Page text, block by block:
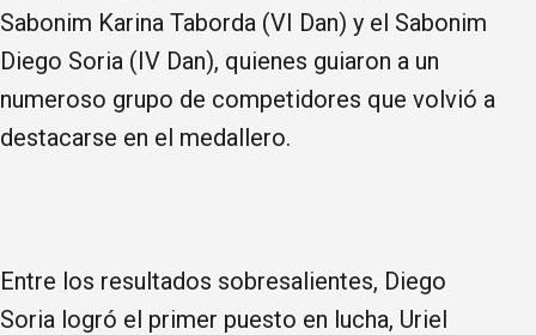
Sabonim Karina Taborda (VI Dan) y el Sabonim
Diego Soria (IV Dan), quienes guiaron a un
numeroso grupo de competidores que volvió a
destacarse en el medallero.
Entre los resultados sobresalientes, Diego
Soria logró el primer puesto en lucha, Uriel